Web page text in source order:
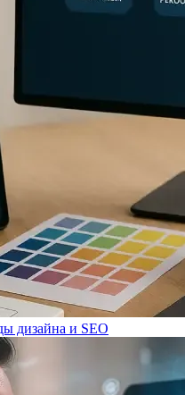
дизайна и SEO